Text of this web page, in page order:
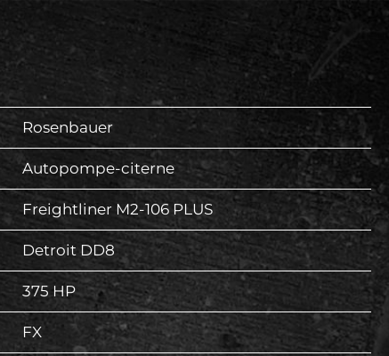
Rosenbauer
Autopompe-citerne
Freightliner M2-106 PLUS
Detroit DD8
375 HP
FX